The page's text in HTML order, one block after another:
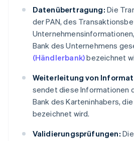
Datenübertragung: Die
der PAN, des
Bank des Unternehmens
(Händlerbank)bezeichnet
Weiterleitung von
sendet diese Informationen
Bank des Karteninhabers,
bezeichnet wird.
Validierungsprüfungen: